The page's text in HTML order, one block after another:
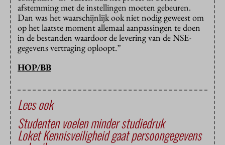
afstemming met de instellingen moeten gebeuren.
Dan was het waarschijnlijk ook niet nodig geweest om
op het laatste moment allemaal aanpassingen te doen
in de bestanden waardoor de levering van de NSE-
gegevens vertraging oploopt.”
HOP/BB
Lees ook
Studenten voelen minder studiedruk
Loket Kennisveiligheid gaat persoongegevens